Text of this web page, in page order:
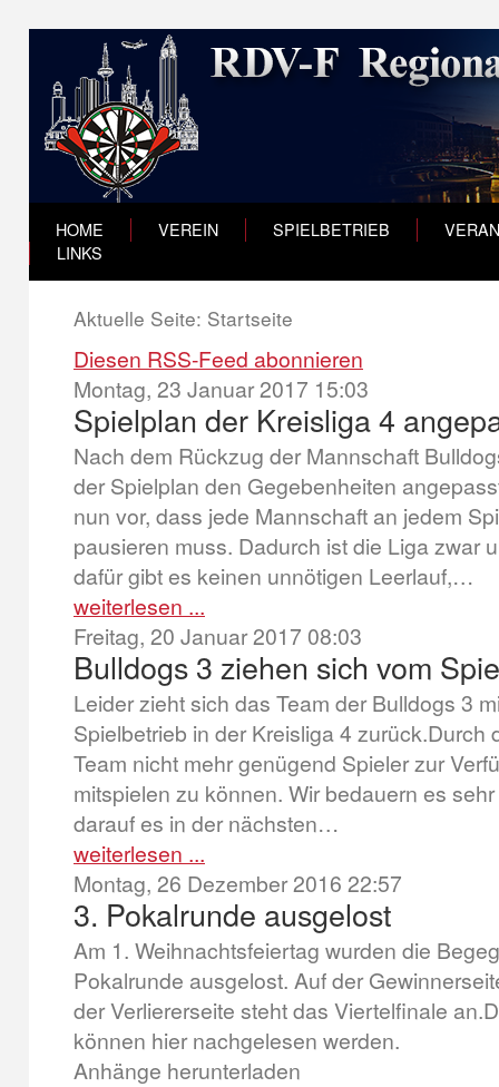
HOME VEREIN SPIELBETRIEB
LINKS
Aktuelle Seite: Startseite
Diesen RSS-Feed abonnieren
Montag, 23 Januar 2017 15:03
Spielplan der Kreisliga 4
Nach dem Rückzug der Mannschaft
der Spielplan den Gegebenheiten
nun vor, dass jede Mannschaft an jedem
pausieren muss. Dadurch ist die Liga zwar
dafür gibt es keinen unnötigen Leerlauf,…
weiterlesen ...
Freitag, 20 Januar 2017 08:03
Bulldogs 3 ziehen sich vom
Leider zieht sich das Team der Bulldogs 3
Spielbetrieb in der Kreisliga 4
Team nicht mehr genügend Spieler zur
mitspielen zu können. Wir bedauern es
darauf es in der nächsten…
weiterlesen ...
Montag, 26 Dezember 2016 22:57
3. Pokalrunde ausgelost
Am 1. Weihnachtsfeiertag wurden die
Pokalrunde ausgelost. Auf der
der Verliererseite steht das Viertelfinale
können hier nachgelesen werden.
Anhänge herunterladen